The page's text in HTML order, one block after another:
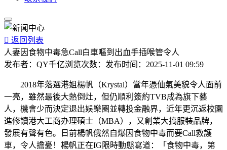
 返回列表
人妻因食物中毒急Call白車嘔到出血手插喉管令人
发布者： QY千亿浏览次数： 发布时间： 2025-11-01 09:59
2018年落選港姐楊帆（Krystal）當年憑仙氣美貌令人面前
一亮，雖然最後大熱倒灶，但仍順利簽約TVB成為旗下藝
人，機會少而決定退出娛樂圈並轉投金融界，近年更沉返校園
進修讀港大工商办理碩士（MBA），又創業大搞服裝品牌，
發展有聲有色。日前楊帆俄然自爆因食物中毒而要Call救護
車，令人擔憂！楊帆正在IG限時動態寫道：「食物中毒，第